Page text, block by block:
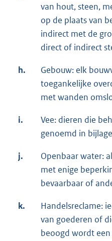
van hout, steen,
op de plaats van
indirect met de
direct of indirect
h.
Gebouw: elk
toegankelijke
met wanden
i.
Vee: dieren die
genoemd in
j.
Openbaar water:
met enige
bevaarbaar of
k.
Handelsreclame:
van goederen of
beoogd wordt